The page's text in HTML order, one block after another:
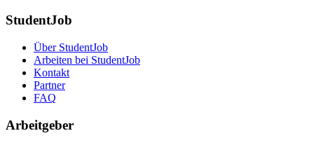
StudentJob
Über StudentJob
Arbeiten bei StudentJob
Kontakt
Partner
FAQ
Arbeitgeber